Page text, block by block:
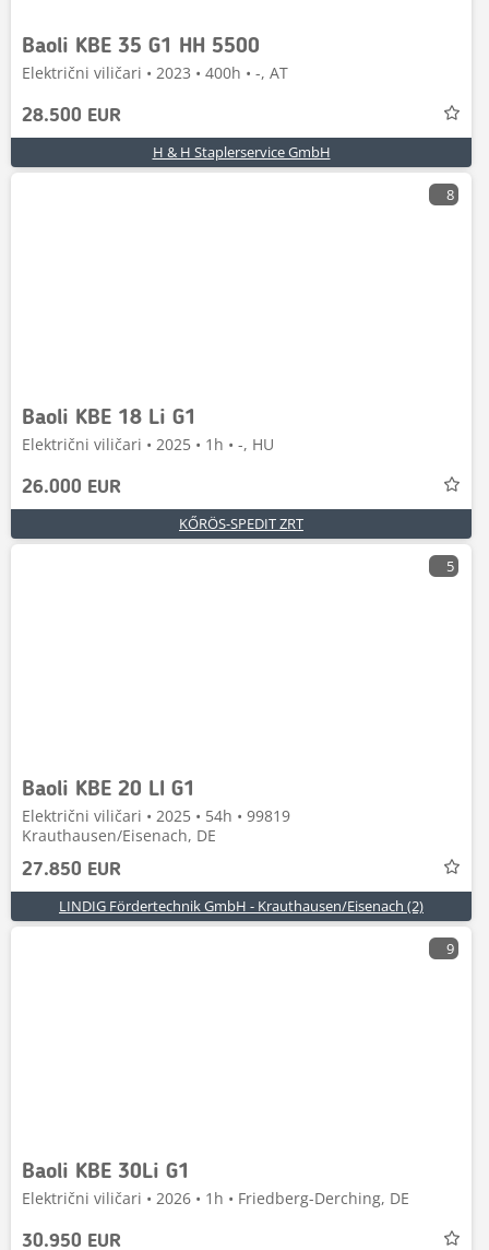
Baoli KBE 35 G1 HH 5500
Električni viličari • 2023 • 400h • -, AT
28.500 EUR
H & H Staplerservice GmbH
8
Baoli KBE 18 Li G1
Električni viličari • 2025 • 1h • -, HU
26.000 EUR
KŐRÖS-SPEDIT ZRT
5
Baoli KBE 20 LI G1
Električni viličari • 2025 • 54h • 99819
Krauthausen/Eisenach, DE
27.850 EUR
LINDIG Fördertechnik GmbH - Krauthausen/Eisenach (2)
9
Baoli KBE 30Li G1
Električni viličari • 2026 • 1h • Friedberg-Derching, DE
30.950 EUR